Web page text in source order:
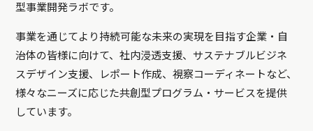
型事業開発ラボです。
事業を通じてより持続可能な未来の実現を目指す企業・自
治体の皆様に向けて、社内浸透支援、サステナブルビジネ
スデザイン支援、レポート作成、視察コーディネートなど、
様々なニーズに応じた共創型プログラム・サービスを提供
しています。